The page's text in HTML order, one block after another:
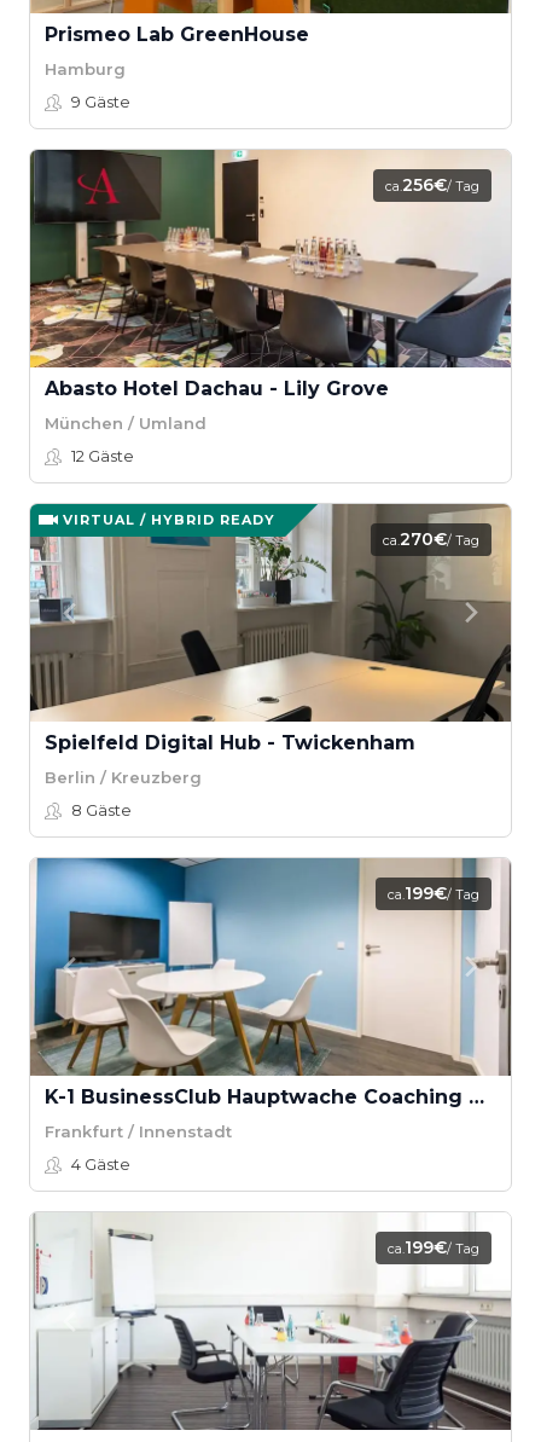
Prismeo Lab GreenHouse
Hamburg
9 Gäste
ca.256€/ Tag
Abasto Hotel Dachau - Lily Grove
München / Umland
12 Gäste
VIRTUAL / HYBRID READY
ca.270€/ Tag
Spielfeld Digital Hub - Twickenham
Berlin / Kreuzberg
8 Gäste
ca.199€/ Tag
K-1 BusinessClub Hauptwache Coaching Raum “Untermain”
Frankfurt / Innenstadt
4 Gäste
ca.199€/ Tag